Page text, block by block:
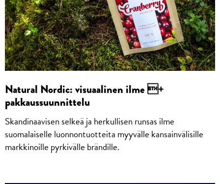
Natural Nordic: visuaalinen ilme +
pakkaussuunnittelu
Skandinaavisen selkeä ja herkullisen runsas ilme
suomalaiselle luonnontuotteita myyvälle kansainvälisille
markkinoille pyrkivälle brändille.